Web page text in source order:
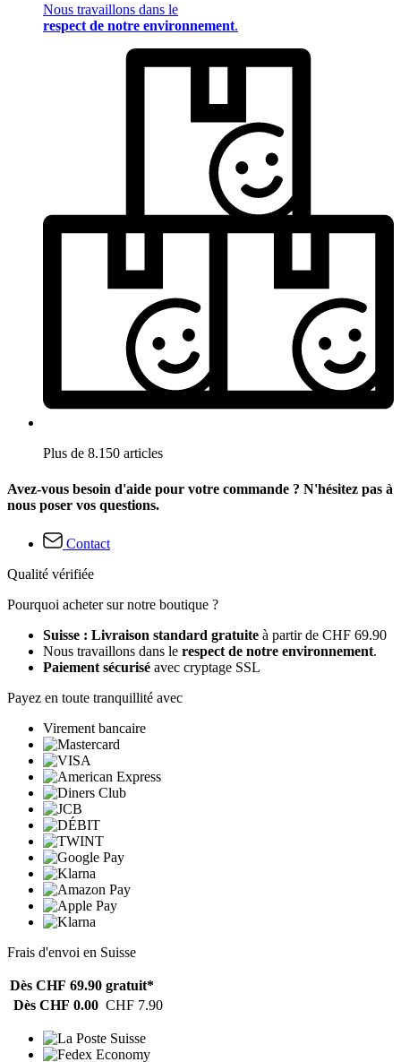
Nous travaillons dans le
respect de notre environnement.
Plus de 8.150 articles
Avez-vous besoin d'aide pour votre commande ? N'hésitez pas à
nous poser vos questions.
Contact
Qualité vérifiée
Pourquoi acheter sur notre boutique ?
Suisse : Livraison standard gratuite à partir de CHF 69.90
Nous travaillons dans le respect de notre environnement.
Paiement sécurisé avec cryptage SSL
Payez en toute tranquillité avec
Virement bancaire
Frais d'envoi en Suisse
Dès CHF 69.90 gratuit*
Dès CHF 0.00 CHF 7.90